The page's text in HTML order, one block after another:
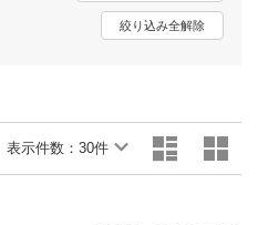
動画配信ガイド
楽天チケット
絞り込み全解除
表示件数： 30件